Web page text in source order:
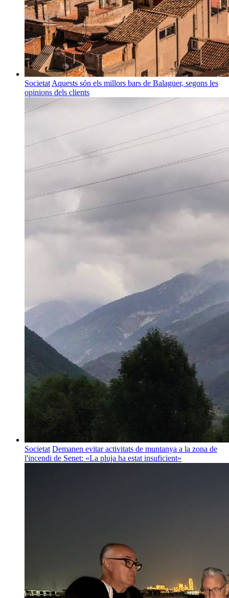
Societat Aquests són els millors bars de Balaguer, segons les
opinions dels clients
Societat Demanen evitar activitats de muntanya a la zona de
l'incendi de Senet: «La pluja ha estat insuficient»